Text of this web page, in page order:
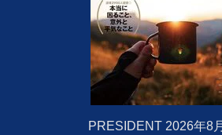
PRESIDENT 2026年8